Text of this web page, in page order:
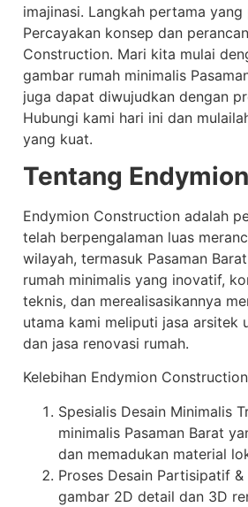
imajinasi. Langkah pertama
Percayakan konsep dan
Construction. Mari kita mulai
gambar rumah minimalis
juga dapat diwujudkan dengan
Hubungi kami hari ini dan
yang kuat.
Tentang
Endymion Construction adalah
telah berpengalaman luas
wilayah, termasuk Pasaman
rumah minimalis yang inovatif,
teknis, dan merealisasikannya
utama kami meliputi jasa arsitek
dan jasa renovasi rumah.
Kelebihan Endymion Construction
Spesialis Desain Minimalis
minimalis Pasaman Barat
dan memadukan material
Proses Desain Partisipatif
gambar 2D detail dan 3D